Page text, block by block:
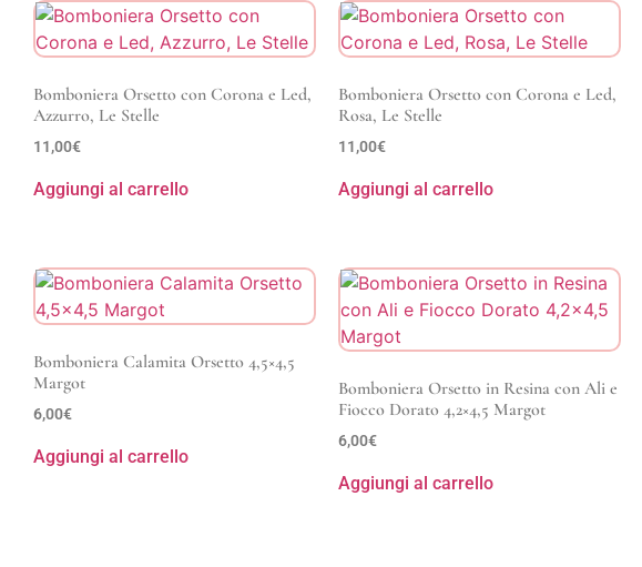
Bomboniera Orsetto con Corona e Led,
Azzurro, Le Stelle
11,00€
Aggiungi al carrello
Bomboniera Orsetto con Corona e Led,
Rosa, Le Stelle
11,00€
Aggiungi al carrello
Bomboniera Calamita Orsetto 4,5×4,5
Margot
6,00€
Aggiungi al carrello
Bomboniera Orsetto in Resina con Ali e
Fiocco Dorato 4,2×4,5 Margot
6,00€
Aggiungi al carrello